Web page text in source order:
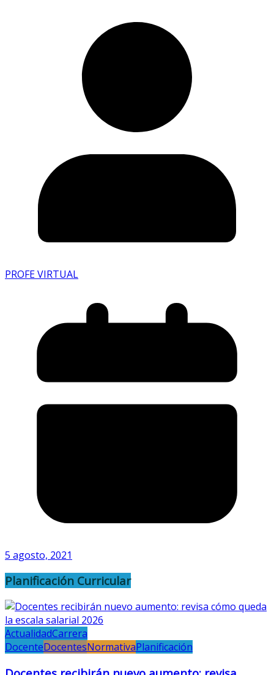
PROFE VIRTUAL
5 agosto, 2021
Planificación Curricular
ActualidadCarrera
DocenteDocentesNormativaPlanificación